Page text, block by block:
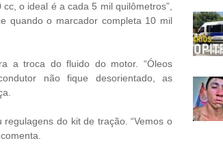
o ideal é a cada 5 mil quilômetros”,
quando o marcador completa 10 mil
a troca do fluido do motor. “Óleos
não fique desorientado, as
do kit de tração. “Vemos o